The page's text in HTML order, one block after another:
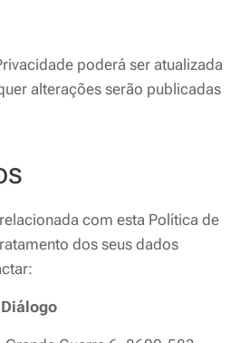
poderá ser atualizada
alterações serão publicadas
com esta Política de
dos seus dados